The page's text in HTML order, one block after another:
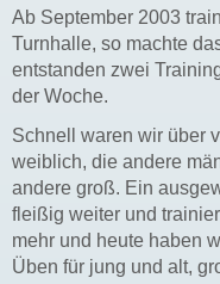
Ab September 2003
Turnhalle, so machte
entstanden zwei
der Woche.
Schnell waren wir über
weiblich, die andere
andere groß. Ein
fleißig weiter und
mehr und heute haben
Üben für jung und alt,